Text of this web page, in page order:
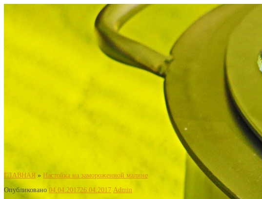
ГЛАВНАЯ » Настойка на замороженной малине
Опубликовано 04.04.201726.04.2017 Admin